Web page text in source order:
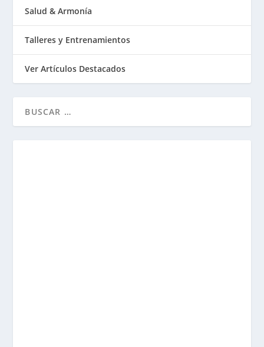
Salud & Armonía
Talleres y Entrenamientos
Ver Artículos Destacados